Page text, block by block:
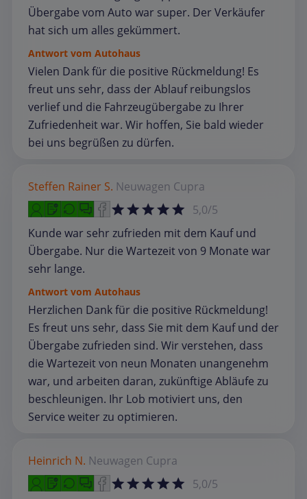
Übergabe vom Auto war super. Der Verkäufer
hat sich um alles gekümmert.
Antwort vom Autohaus
Vielen Dank für die positive Rückmeldung! Es
freut uns sehr, dass der Ablauf reibungslos
verlief und die Fahrzeugübergabe zu Ihrer
Zufriedenheit war. Wir hoffen, Sie bald wieder
bei uns begrüßen zu dürfen.
Steffen Rainer S. Neuwagen Cupra
5,0/5
Kunde war sehr zufrieden mit dem Kauf und
Übergabe. Nur die Wartezeit von 9 Monate war
sehr lange.
Antwort vom Autohaus
Herzlichen Dank für die positive Rückmeldung!
Es freut uns sehr, dass Sie mit dem Kauf und der
Übergabe zufrieden sind. Wir verstehen, dass
die Wartezeit von neun Monaten unangenehm
war, und arbeiten daran, zukünftige Abläufe zu
beschleunigen. Ihr Lob motiviert uns, den
Service weiter zu optimieren.
Heinrich N. Neuwagen Cupra
5,0/5